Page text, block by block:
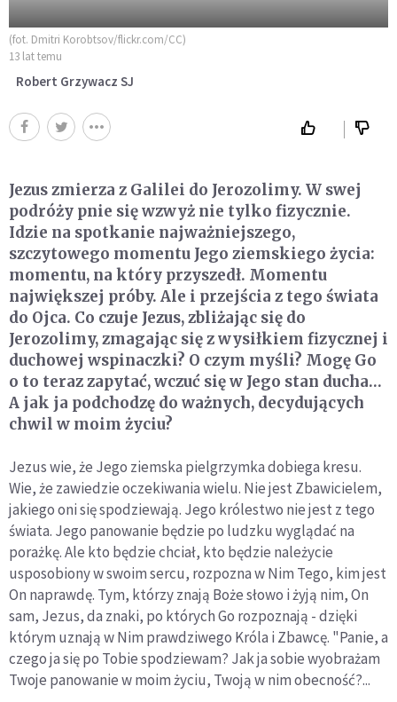
(fot. Dmitri Korobtsov/flickr.com/CC)
13 lat temu
Robert Grzywacz SJ
Jezus zmierza z Galilei do Jerozolimy. W swej
podróży pnie się wzwyż nie tylko fizycznie.
Idzie na spotkanie najważniejszego,
szczytowego momentu Jego ziemskiego życia:
momentu, na który przyszedł. Momentu
największej próby. Ale i przejścia z tego świata
do Ojca. Co czuje Jezus, zbliżając się do
Jerozolimy, zmagając się z wysiłkiem fizycznej i
duchowej wspinaczki? O czym myśli? Mogę Go
o to teraz zapytać, wczuć się w Jego stan ducha…
A jak ja podchodzę do ważnych, decydujących
chwil w moim życiu?
Jezus wie, że Jego ziemska pielgrzymka dobiega kresu.
Wie, że zawiedzie oczekiwania wielu. Nie jest Zbawicielem,
jakiego oni się spodziewają. Jego królestwo nie jest z tego
świata. Jego panowanie będzie po ludzku wyglądać na
porażkę. Ale kto będzie chciał, kto będzie należycie
usposobiony w swoim sercu, rozpozna w Nim Tego, kim jest
On naprawdę. Tym, którzy znają Boże słowo i żyją nim, On
sam, Jezus, da znaki, po których Go rozpoznają - dzięki
którym uznają w Nim prawdziwego Króla i Zbawcę. "Panie, a
czego ja się po Tobie spodziewam? Jak ja sobie wyobrażam
Twoje panowanie w moim życiu, Twoją w nim obecność?...